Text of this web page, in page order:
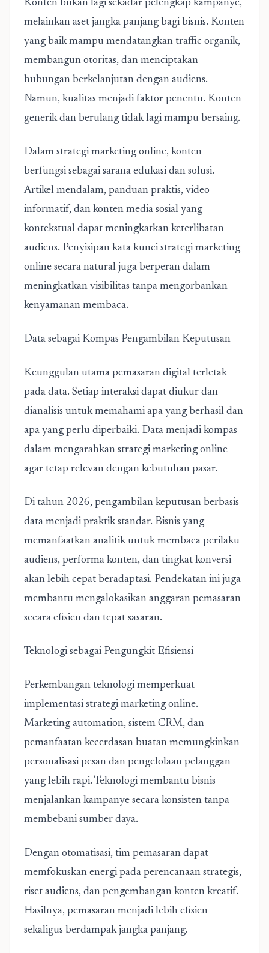
Konten bukan lagi sekadar pelengkap kampanye,
melainkan aset jangka panjang bagi bisnis. Konten
yang baik mampu mendatangkan traffic organik,
membangun otoritas, dan menciptakan
hubungan berkelanjutan dengan audiens.
Namun, kualitas menjadi faktor penentu. Konten
generik dan berulang tidak lagi mampu bersaing.
Dalam strategi marketing online, konten
berfungsi sebagai sarana edukasi dan solusi.
Artikel mendalam, panduan praktis, video
informatif, dan konten media sosial yang
kontekstual dapat meningkatkan keterlibatan
audiens. Penyisipan kata kunci strategi marketing
online secara natural juga berperan dalam
meningkatkan visibilitas tanpa mengorbankan
kenyamanan membaca.
Data sebagai Kompas Pengambilan Keputusan
Keunggulan utama pemasaran digital terletak
pada data. Setiap interaksi dapat diukur dan
dianalisis untuk memahami apa yang berhasil dan
apa yang perlu diperbaiki. Data menjadi kompas
dalam mengarahkan strategi marketing online
agar tetap relevan dengan kebutuhan pasar.
Di tahun 2026, pengambilan keputusan berbasis
data menjadi praktik standar. Bisnis yang
memanfaatkan analitik untuk membaca perilaku
audiens, performa konten, dan tingkat konversi
akan lebih cepat beradaptasi. Pendekatan ini juga
membantu mengalokasikan anggaran pemasaran
secara efisien dan tepat sasaran.
Teknologi sebagai Pengungkit Efisiensi
Perkembangan teknologi memperkuat
implementasi strategi marketing online.
Marketing automation, sistem CRM, dan
pemanfaatan kecerdasan buatan memungkinkan
personalisasi pesan dan pengelolaan pelanggan
yang lebih rapi. Teknologi membantu bisnis
menjalankan kampanye secara konsisten tanpa
membebani sumber daya.
Dengan otomatisasi, tim pemasaran dapat
memfokuskan energi pada perencanaan strategis,
riset audiens, dan pengembangan konten kreatif.
Hasilnya, pemasaran menjadi lebih efisien
sekaligus berdampak jangka panjang.